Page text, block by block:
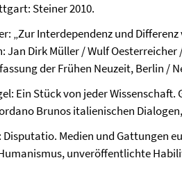
Steiner 2010.
„Zur Interdependenz und
Jan Dirk Müller / Wulf
der Frühen Neuzeit, Berlin /
Ein Stück von jeder
Brunos italienischen
Medien und Gattungen
unveröffentlichte